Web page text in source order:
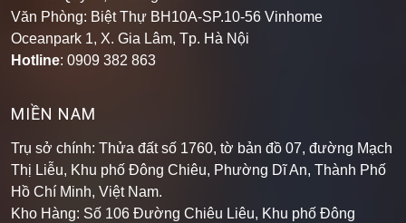
Văn Phòng: Biệt Thự BH10A-SP.10-56 Vinhome
Oceanpark 1, X. Gia Lâm, Tp. Hà Nội
Hotline: 0909 382 863
MIỀN NAM
Trụ sở chính: Thửa đất số 1760, tờ bản đồ 07, đường Mạch
Thị Liễu, Khu phố Đông Chiêu, Phường Dĩ An, Thành Phố
Hồ Chí Minh, Việt Nam.
Kho Hàng: Số 106 Đường Chiêu Liêu, Khu phố Đông